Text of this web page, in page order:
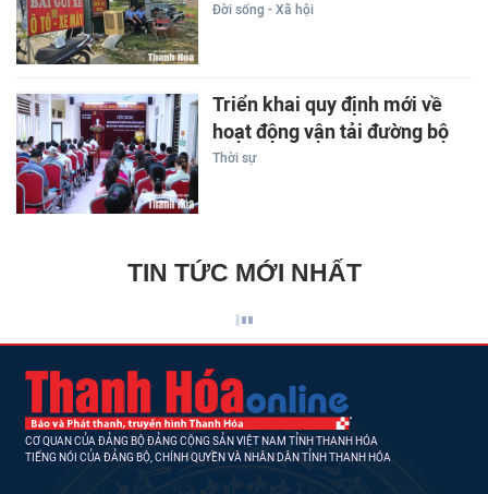
Đời sống - Xã hội
Triển khai quy định mới về
hoạt động vận tải đường bộ
Thời sự
TIN TỨC MỚI NHẤT
CƠ QUAN CỦA ĐẢNG BỘ ĐẢNG CỘNG SẢN VIỆT NAM TỈNH THANH HÓA
TIẾNG NÓI CỦA ĐẢNG BỘ, CHÍNH QUYỀN VÀ NHÂN DÂN TỈNH THANH HÓA